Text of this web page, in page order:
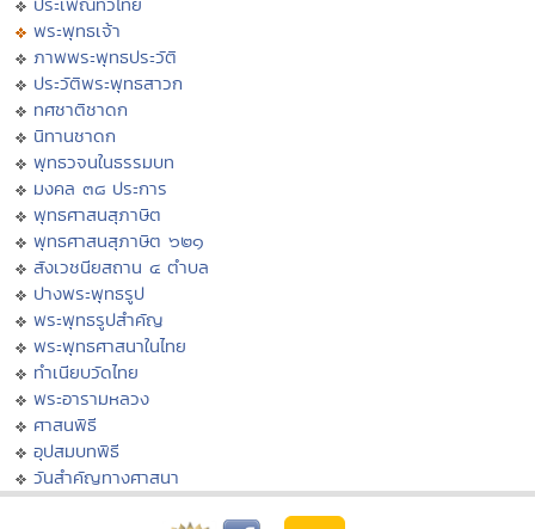
พระพุทธเจ้า
ภาพพระพุทธประวัติ
ประวัติพระพุทธสาวก
ทศชาติชาดก
นิทานชาดก
พุทธวจนในธรรมบท
มงคล ๓๘ ประการ
พุทธศาสนสุภาษิต
พุทธศาสนสุภาษิต ๖๒๑
สังเวชนียสถาน ๔ ตำบล
ปางพระพุทธรูป
พระพุทธรูปสำคัญ
พระพุทธศาสนาในไทย
ทำเนียบวัดไทย
พระอารามหลวง
ศาสนพิธี
อุปสมบทพิธี
วันสำคัญทางศาสนา